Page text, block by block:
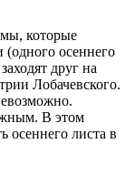
которые
(одного осеннего
друг на
Лобачевского.
В этом
осеннего листа в